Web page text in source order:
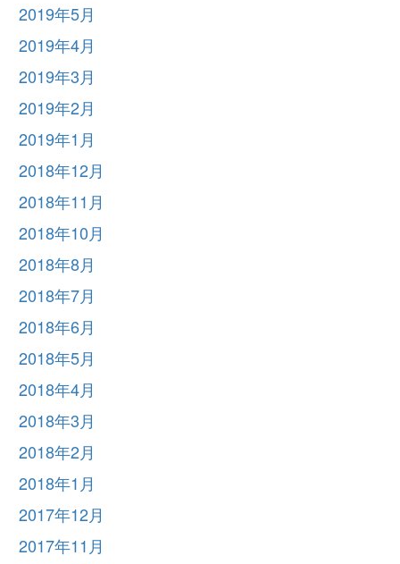
2019年5月
2019年4月
2019年3月
2019年2月
2019年1月
2018年12月
2018年11月
2018年10月
2018年8月
2018年7月
2018年6月
2018年5月
2018年4月
2018年3月
2018年2月
2018年1月
2017年12月
2017年11月